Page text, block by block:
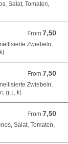
Salat, Tomaten,
From 7,50
From 7,50 EUR
Zwiebeln,
From 7,50
From 7,50 EUR
Zwiebeln,
g, j, k)
From 7,50
From 7,50 EUR
Salat, Tomaten,